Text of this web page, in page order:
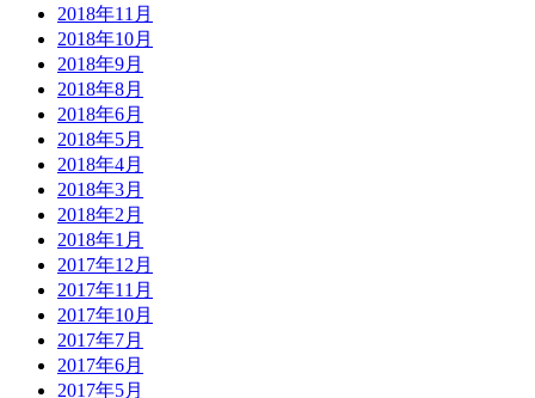
2018年11月
2018年10月
2018年9月
2018年8月
2018年6月
2018年5月
2018年4月
2018年3月
2018年2月
2018年1月
2017年12月
2017年11月
2017年10月
2017年7月
2017年6月
2017年5月